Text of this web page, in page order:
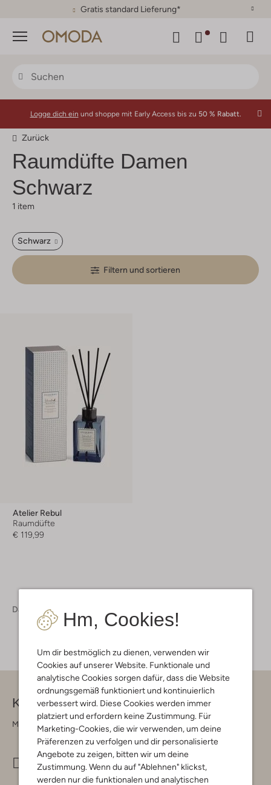
Gratis standard Lieferung*
Menü
Hm, Cookies!
Um dir bestmöglich zu dienen, verwenden wir
Cookies auf unserer Website. Funktionale und
analytische Cookies sorgen dafür, dass die Website
ordnungsgemäß funktioniert und kontinuierlich
verbessert wird. Diese Cookies werden immer
platziert und erfordern keine Zustimmung. Für
Marketing-Cookies, die wir verwenden, um deine
Präferenzen zu verfolgen und dir personalisierte
Angebote zu zeigen, bitten wir um deine
Zustimmung. Wenn du auf "Ablehnen" klickst,
werden nur die funktionalen und analytischen
Logge dich ein und shoppe mit Early Access bis zu 50 % Rabatt.
Zurück
Raumdüfte Damen
Schwarz
1 item
Schwarz
Filtern und sortieren
Atelier Rebul
Raumdüfte
€ 119,99
Damen Accessoires
Kontakt
Montag - Freitag 09:00 - 17:00 uur
info@omoda.de